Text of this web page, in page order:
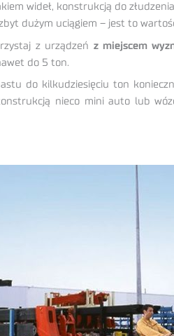
wideł, konstrukcją do
dużym uciągiem – jest to
z urządzeń z miejscem
do 5 ton.
do kilkudziesięciu ton
nieco mini auto lub